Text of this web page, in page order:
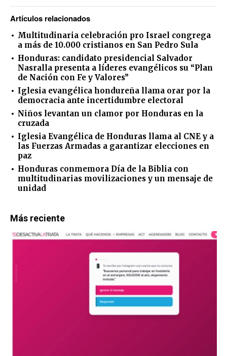
Artículos relacionados
Multitudinaria celebración pro Israel congrega
a más de 10.000 cristianos en San Pedro Sula
Honduras: candidato presidencial Salvador
Nasralla presenta a líderes evangélicos su “Plan
de Nación con Fe y Valores”
Iglesia evangélica hondureña llama orar por la
democracia ante incertidumbre electoral
Niños levantan un clamor por Honduras en la
cruzada
Iglesia Evangélica de Honduras llama al CNE y a
las Fuerzas Armadas a garantizar elecciones en
paz
Honduras conmemora Día de la Biblia con
multitudinarias movilizaciones y un mensaje de
unidad
Más reciente